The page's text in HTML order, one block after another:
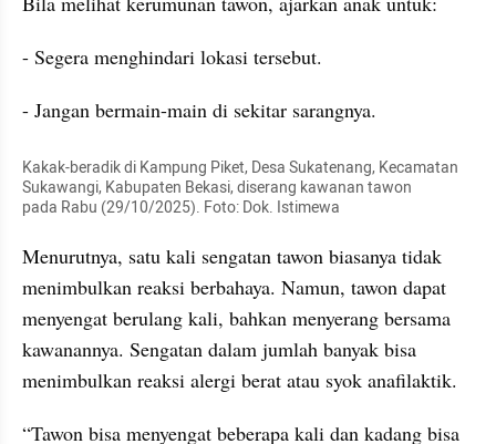
- Segera menghindari lokasi tersebut.
- Jangan bermain-main di sekitar sarangnya.
Kakak-beradik di Kampung Piket, Desa Sukatenang, Kecamatan
Sukawangi, Kabupaten Bekasi, diserang kawanan tawon
pada Rabu (29/10/2025). Foto: Dok. Istimewa
Menurutnya, satu kali sengatan tawon biasanya tidak
menimbulkan reaksi berbahaya. Namun, tawon dapat
menyengat berulang kali, bahkan menyerang bersama
kawanannya. Sengatan dalam jumlah banyak bisa
menimbulkan reaksi alergi berat atau syok anafilaktik.
“Tawon bisa menyengat beberapa kali dan kadang bisa